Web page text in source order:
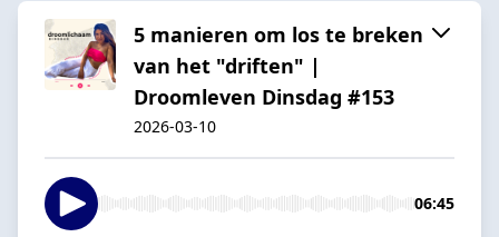
5 manieren om los te breken
van het "driften" |
Droomleven Dinsdag #153
2026-03-10
06:45